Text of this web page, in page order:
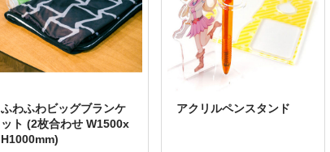
ふわふわビッグブランケ
ット (2枚合わせ W1500x
H1000mm)
アクリルペンスタンド